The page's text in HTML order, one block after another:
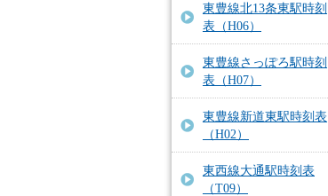
東豊線北13条東駅時刻
表（H06）
東豊線さっぽろ駅時刻
表（H07）
東豊線新道東駅時刻表
（H02）
東西線大通駅時刻表
（T09）